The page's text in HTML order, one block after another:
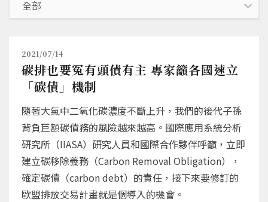
2021/07/14
碳排也要冤有頭債有主 專家籲各國速立
「碳債」機制
隨著大氣中二氧化碳濃度不斷上升，我們的後代子孫
背負巨額碳債務的風險越來越高。國際應用系統分析
研究所（IIASA）研究人員和國際合作夥伴呼籲，立即
建立碳移除義務（Carbon Removal Obligation），
確定碳債（carbon debt）的責任，接下來要修訂的
歐盟排放交易計畫就是個導入的機會。